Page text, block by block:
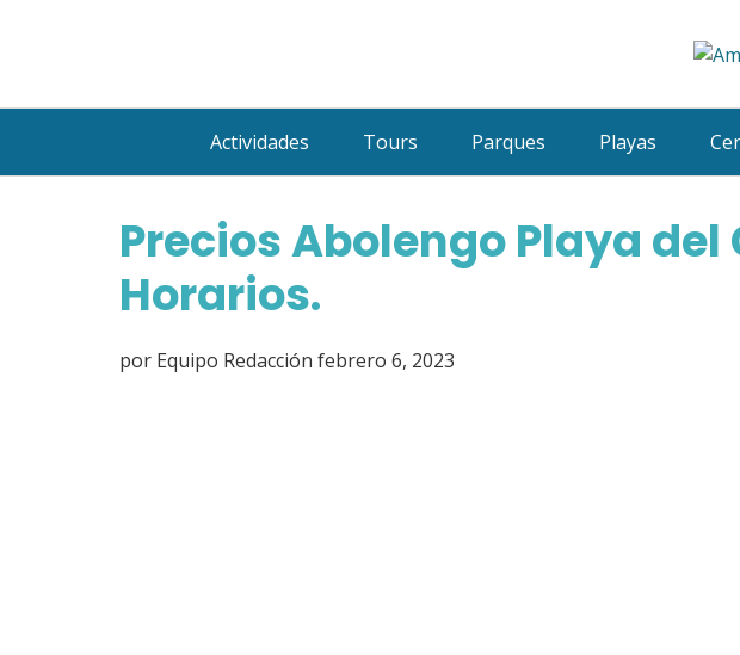
Actividades Tours Parques Playas
Precios Abolengo Playa
Horarios.
por Equipo Redacción febrero 6, 2023